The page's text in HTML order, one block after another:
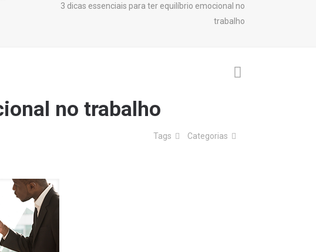
3 dicas essenciais para ter equilíbrio emocional no
trabalho
no trabalho
Categorias
Tags